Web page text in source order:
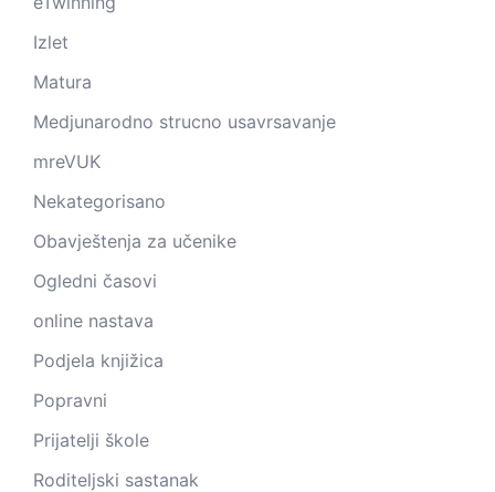
Izlet
Matura
Medjunarodno strucno usavrsavanje
mreVUK
Nekategorisano
Obavještenja za učenike
Ogledni časovi
online nastava
Podjela knjižica
Popravni
Prijatelji škole
Roditeljski sastanak